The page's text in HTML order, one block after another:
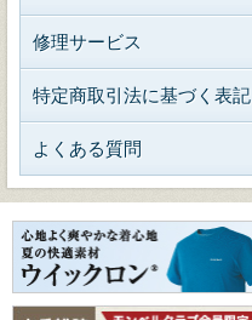
修理サービス
特定商取引法に基づく表記
よくある質問